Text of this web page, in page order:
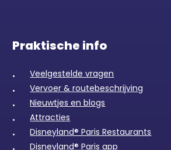
Praktische info
Veelgestelde vragen
Vervoer & routebeschrijving
Nieuwtjes en blogs
Attracties
Disneyland® Paris Restaurants
Disneyland® Paris app